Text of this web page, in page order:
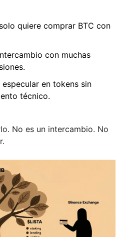
quiere comprar BTC con
con muchas
en tokens sin
técnico.
No es un intercambio. No